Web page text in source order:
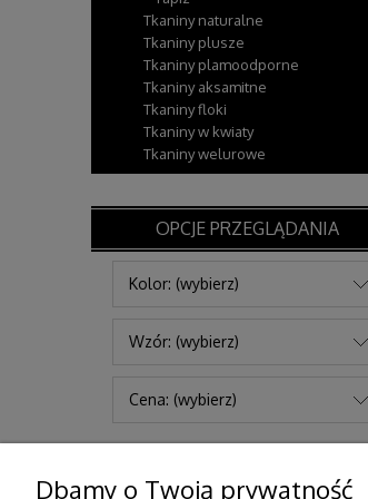
Tkaniny naturalne
Tkaniny plusze
Tkaniny plamoodporne
Tkaniny aksamitne
Tkaniny floki
Tkaniny w kwiaty
Tkaniny welurowe
OPCJE PRZEGLĄDANIA
Kolor: (wybierz)
Wzór: (wybierz)
Cena: (wybierz)
Pomoc
Dbamy o Twoją prywatność